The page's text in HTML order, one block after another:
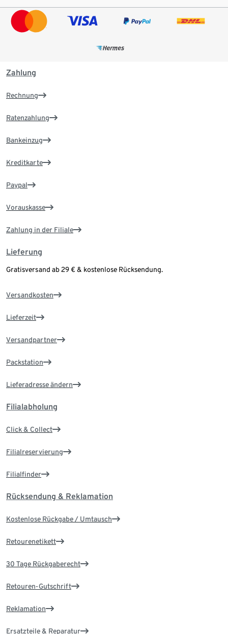
Zahlung
Rechnung
Ratenzahlung
Bankeinzug
Kreditkarte
Paypal
Vorauskasse
Zahlung in der Filiale
Lieferung
Gratisversand ab 29 € & kostenlose Rücksendung.
Versandkosten
Lieferzeit
Versandpartner
Packstation
Lieferadresse ändern
Filialabholung
Click & Collect
Filialreservierung
Filialfinder
Rücksendung & Reklamation
Kostenlose Rückgabe / Umtausch
Retourenetikett
30 Tage Rückgaberecht
Retouren-Gutschrift
Reklamation
Ersatzteile & Reparatur